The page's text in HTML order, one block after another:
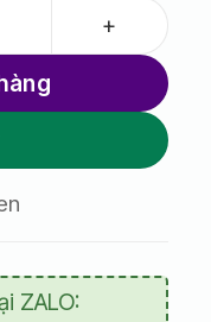
ZALO: